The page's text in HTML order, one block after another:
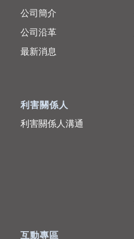
公司簡介
公司沿革
最新消息
利害關係人
利害關係人溝通
互動專區